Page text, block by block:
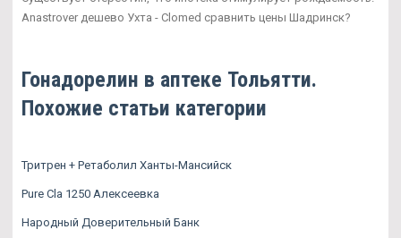
Anastrover дешево Ухта - Clomed сравнить цены Шадринск?
Гонадорелин в аптеке Тольятти.
Похожие статьи категории
Тритрен + Ретаболил Ханты-Мансийск
Pure Cla 1250 Алексеевка
Народный Доверительный Банк